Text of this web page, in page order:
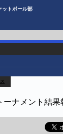
ットボール部
ーナメント結果